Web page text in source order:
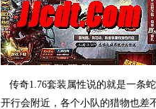
传奇1.76套装属性说的就是一条
开行会附近，各个小队的猎物也差